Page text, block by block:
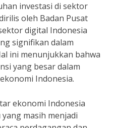
investasi di sektor
oleh Badan Pusat
digital Indonesia
signifikan dalam
ini menunjukkan bahwa
yang besar dalam
Indonesia.
ekonomi Indonesia
masih menjadi